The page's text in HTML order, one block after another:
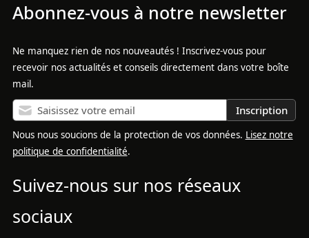
Abonnez-vous à notre newsletter
Ne manquez rien de nos nouveautés ! Inscrivez-vous pour
recevoir nos actualités et conseils directement dans votre boîte
mail.
Inscription
Nous nous soucions de la protection de vos données. Lisez notre
politique de confidentialité.
Suivez-nous sur nos réseaux
sociaux